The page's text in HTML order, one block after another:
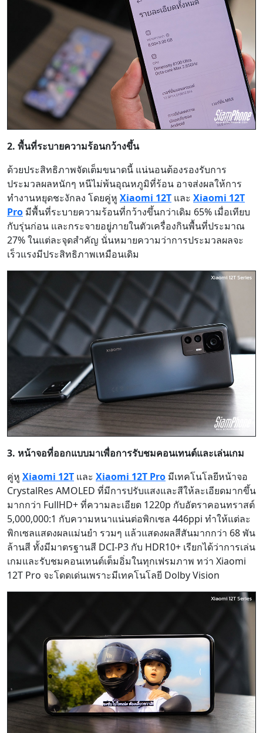
2. พื้นที่ระบายความร้อนกว้างขึ้น
ด้วยประสิทธิภาพจัดเต็มขนาดนี้ แน่นอนต้องรองรับการ
ประมวลผลหนักๆ หนีไม่พ้นอุณหภูมิที่ร้อน อาจส่งผลให้การ
ทำงานหยุดชะงักลง โดยคู่หู Xiaomi 12T และ Xiaomi 12T
Pro มีพื้นที่ระบายความร้อนที่กว้างขึ้นกว่าเดิม 65% เมื่อเทียบ
กับรุ่นก่อน และกระจายอยู่ภายในตัวเครื่องกินพื้นที่ประมาณ
27% ในแต่ละจุดสำคัญ นั่นหมายความว่าการประมวลผลจะ
เร็วแรงมีประสิทธิภาพเหมือนเดิม
3. หน้าจอที่ออกแบบมาเพื่อการรับชมคอนเทนต์และเล่นเกม
คู่หู Xiaomi 12T และ Xiaomi 12T Pro มีเทคโนโลยีหน้าจอ
CrystalRes AMOLED ที่มีการปรับแสงและสีให้ละเอียดมากขึ้น
มากกว่า FullHD+ ที่ความละเอียด 1220p กับอัตราคอนทราสต์
5,000,000:1 กับความหนาแน่นต่อพิกเซล 446ppi ทำให้แต่ละ
พิกเซลแสดงผลแม่นยำ รวมๆ แล้วแสดงผลสีสันมากกว่า 68 พัน
ล้านสี ทั้งมีมาตรฐานสี DCI-P3 กับ HDR10+ เรียกได้ว่าการเล่น
เกมและรับชมคอนเทนต์เต็มอิ่มในทุกเฟรมภาพ ทว่า Xiaomi
12T Pro จะโดดเด่นเพราะมีเทคโนโลยี Dolby Vision